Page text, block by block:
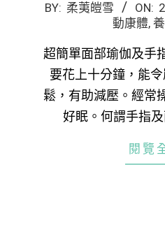
2015-
16
BY: 柔荑皚雪 ON:
動康體,
超簡單面部瑜伽及手
要花上十分鐘，能
鬆，有助減壓。經常
好眠。何謂手指
閱覽